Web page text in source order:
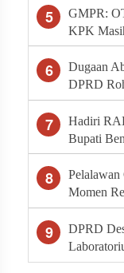
5
GMPR:
KPK
6
Dugaan
DPRD
7
Hadiri
Bupati
Ormas
8
Pelalawan
Momen
9
DPRD